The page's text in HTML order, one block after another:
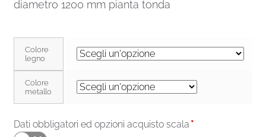
era:
è:
diametro 1200 mm pianta tonda
Colore
legno
Colore
metallo
Dati obbligatori ed opzioni acquisto scala *